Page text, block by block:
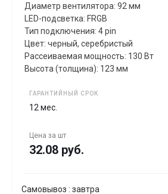
Диаметр вентилятора: 92 мм
LED-подсветка: FRGB
Тип подключения: 4 pin
Цвет: черный, серебристый
Рассеиваемая мощность: 130 Вт
Высота (толщина): 123 мм
ГАРАНТИЙНЫЙ СРОК
12 мес.
Цена за шт
32.08 руб.
Самовывоз : завтра